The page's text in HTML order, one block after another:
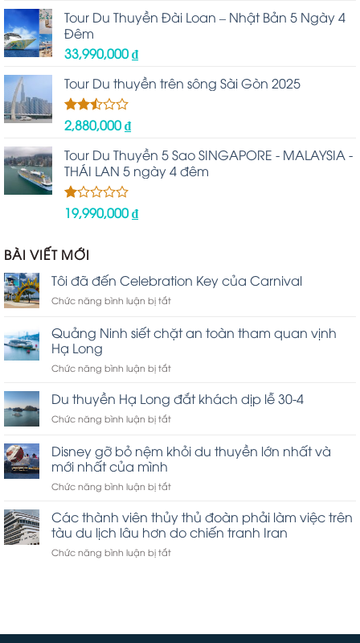
Tour Du Thuyền Đài Loan – Nhật Bản 5 Ngày 4
Đêm
33,990,000₫
Tour Du thuyền trên sông Sài Gòn 2025
Được
hạng
2.48
5 sao
2,880,000₫
Tour Du Thuyền 5 Sao SINGAPORE - MALAYSIA -
THÁI LAN 5 ngày 4 đêm
Được
1.00
5
sao
19,990,000₫
BÀI VIẾT MỚI
Tôi đã đến Celebration Key của Carnival
Chức năng bình luận bị tắtở
đã
đến
Key
Carnival
Quảng Ninh siết chặt an toàn tham quan vịnh
Hạ Long
Chức năng bình luận bị tắtở
Ninh
siết
chặt
toàn
vịnh
Long
Du thuyền Hạ Long đắt khách dịp lễ 30-4
Chức năng bình luận bị tắtở
thuyền
Hạ
đắt
dịp
lễ
30-
4
Disney gỡ bỏ nệm khỏi du thuyền lớn nhất và
mới nhất của mình
Chức năng bình luận bị tắtở
gỡ
bỏ
nệm
khỏi
mới
Các thành viên thủy thủ đoàn phải làm việc trên
tàu du lịch lâu hơn do chiến tranh Iran
Chức năng bình luận bị tắtở
đoàn